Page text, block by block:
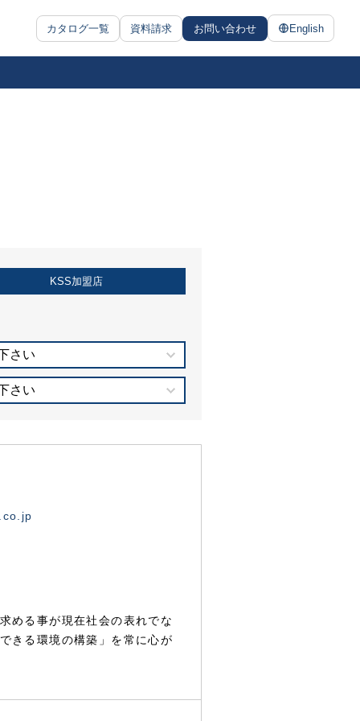
カタログ一覧 資料請求 お問い合わせ English
KSS加盟店
さい
さい
める事が現在社会の表れでな
きる環境の構築」を常に心が